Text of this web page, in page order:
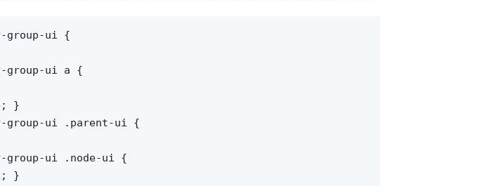
group-ui {
group-ui a {
}
group-ui .parent-ui {
group-ui .node-ui {
}